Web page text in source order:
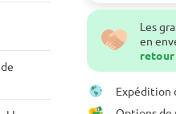
Les
en
retour
Expédition